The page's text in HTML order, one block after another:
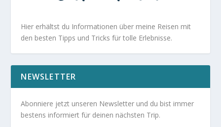
Hier erhältst du Informationen über meine Reisen mit
den besten Tipps und Tricks für tolle Erlebnisse.
NEWSLETTER
Abonniere jetzt unseren Newsletter und du bist immer
bestens informiert für deinen nächsten Trip.